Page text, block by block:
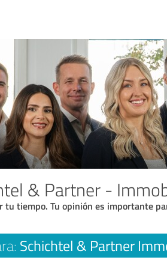
& Partner -
tu tiempo. Tu opinión es importante
Schichtel & Partner